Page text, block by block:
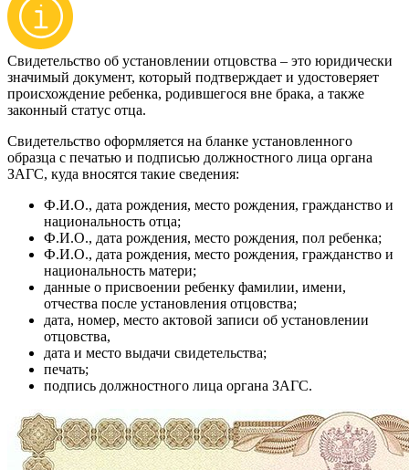
Свидетельство об установлении отцовства – это юридически
значимый документ, который подтверждает и удостоверяет
происхождение ребенка, родившегося вне брака, а также
законный статус отца.
Свидетельство оформляется на бланке установленного
образца с печатью и подписью должностного лица органа
ЗАГС, куда вносятся такие сведения:
Ф.И.О., дата рождения, место рождения, гражданство и
национальность отца;
Ф.И.О., дата рождения, место рождения, пол ребенка;
Ф.И.О., дата рождения, место рождения, гражданство и
национальность матери;
данные о присвоении ребенку фамилии, имени,
отчества после установления отцовства;
дата, номер, место актовой записи об установлении
отцовства,
дата и место выдачи свидетельства;
печать;
подпись должностного лица органа ЗАГС.